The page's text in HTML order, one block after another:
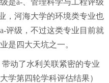
是a-、管理科学与工程评级
，河海大学的环境类专业也
评级，不过这类专业目前就
是四大天坑之一。
动了水利关联紧密的专业
学第四轮学科评估结果）